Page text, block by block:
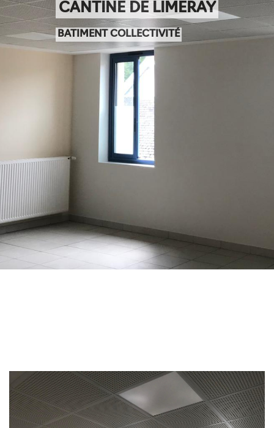
CANTINE DE LIMERAY
BATIMENT COLLECTIVITÉ